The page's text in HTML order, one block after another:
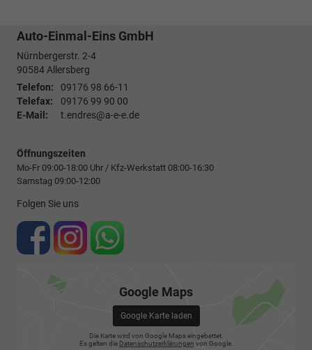
Auto-Einmal-Eins GmbH
Nürnbergerstr. 2-4
90584Allersberg
Telefon:
09176 98 66-11
Telefax:
09176 99 90 00
E-Mail:
t.endres@a-e-e.de
Öffnungszeiten
Mo-Fr 09:00-18:00 Uhr / Kfz-Werkstatt 08:00-16:30
Samstag 09:00-12:00
Folgen Sie uns
Google Maps
Google Karte laden
Die Karte wird von Google Maps eingebettet.
Es gelten die Datenschutzerklärungen von Google.